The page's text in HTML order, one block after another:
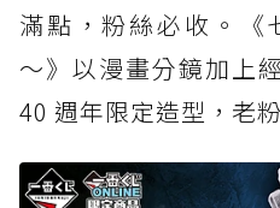
滿點，粉絲必收。《
～》以漫畫分鏡加上
40 週年限定造型，老